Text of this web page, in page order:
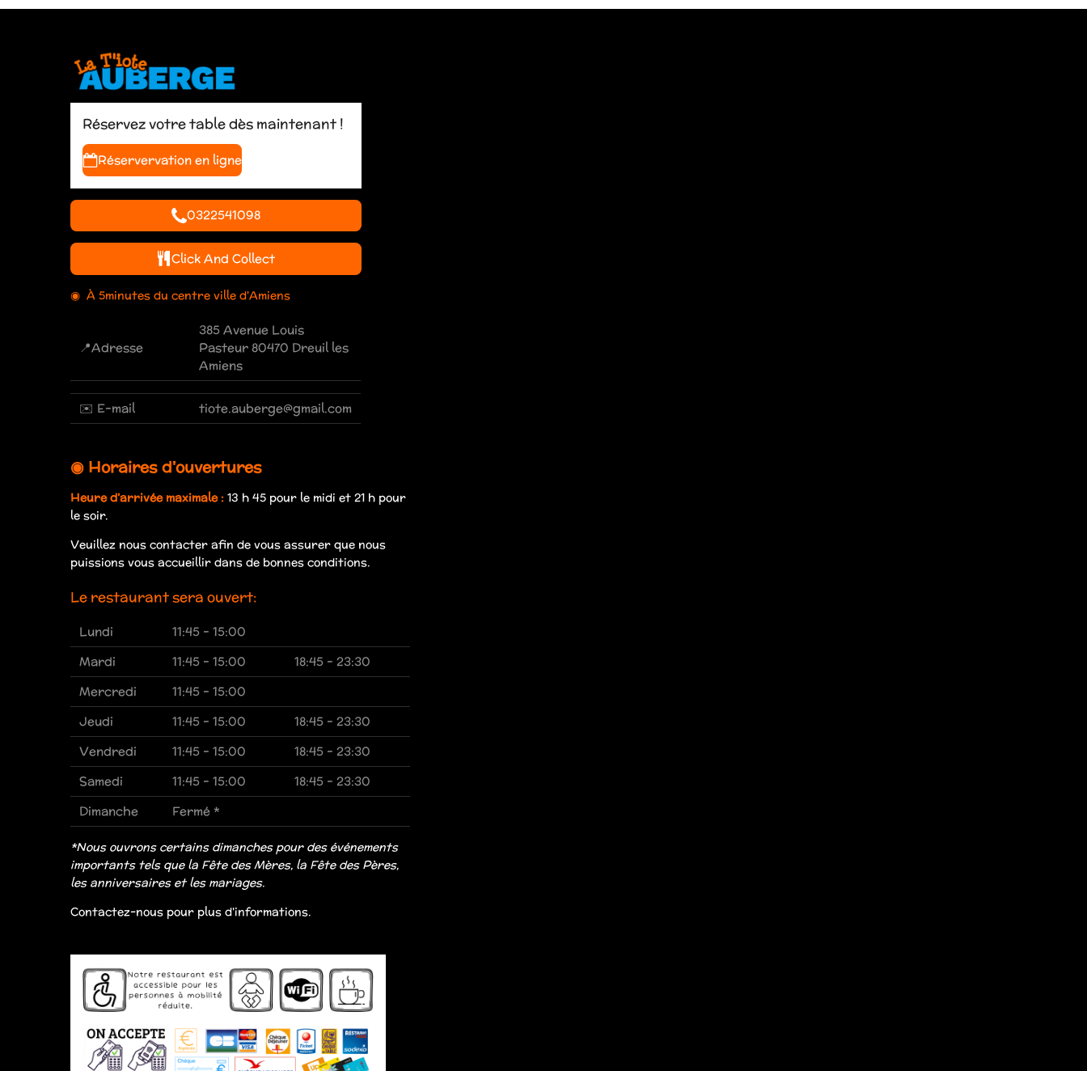
Réservez votre table dès maintenant !
Réservervation en ligne
0322541098
Click And Collect
◉ À 5minutes du centre ville d'Amiens
📍Adresse
385 Avenue Louis
Pasteur 80470 Dreuil les
Amiens
✉️ E-mail tiote.auberge@gmail.com
◉ Horaires d'ouvertures
Heure d’arrivée maximale : 13 h 45 pour le midi et 21 h pour
le soir.
Veuillez nous contacter afin de vous assurer que nous
puissions vous accueillir dans de bonnes conditions.
Le restaurant sera ouvert:
Lundi
11:45 - 15:00
Mardi
11:45 - 15:00
18:45 - 23:30
Mercredi
11:45 - 15:00
Jeudi
11:45 - 15:00
18:45 - 23:30
Vendredi
11:45 - 15:00
18:45 - 23:30
Samedi
11:45 - 15:00
18:45 - 23:30
Dimanche
Fermé *
*Nous ouvrons certains dimanches pour des événements
importants tels que la Fête des Mères, la Fête des Pères,
les anniversaires et les mariages.
Contactez-nous pour plus d'informations.